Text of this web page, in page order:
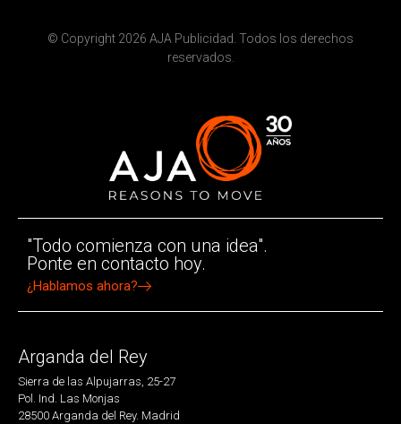
© Copyright 2026 AJA Publicidad. Todos los derechos
reservados.
"Todo comienza con una idea".
Ponte en contacto hoy.
¿Hablamos ahora?
Arganda del Rey
Sierra de las Alpujarras, 25-27
Pol. Ind. Las Monjas
28500 Arganda del Rey. Madrid